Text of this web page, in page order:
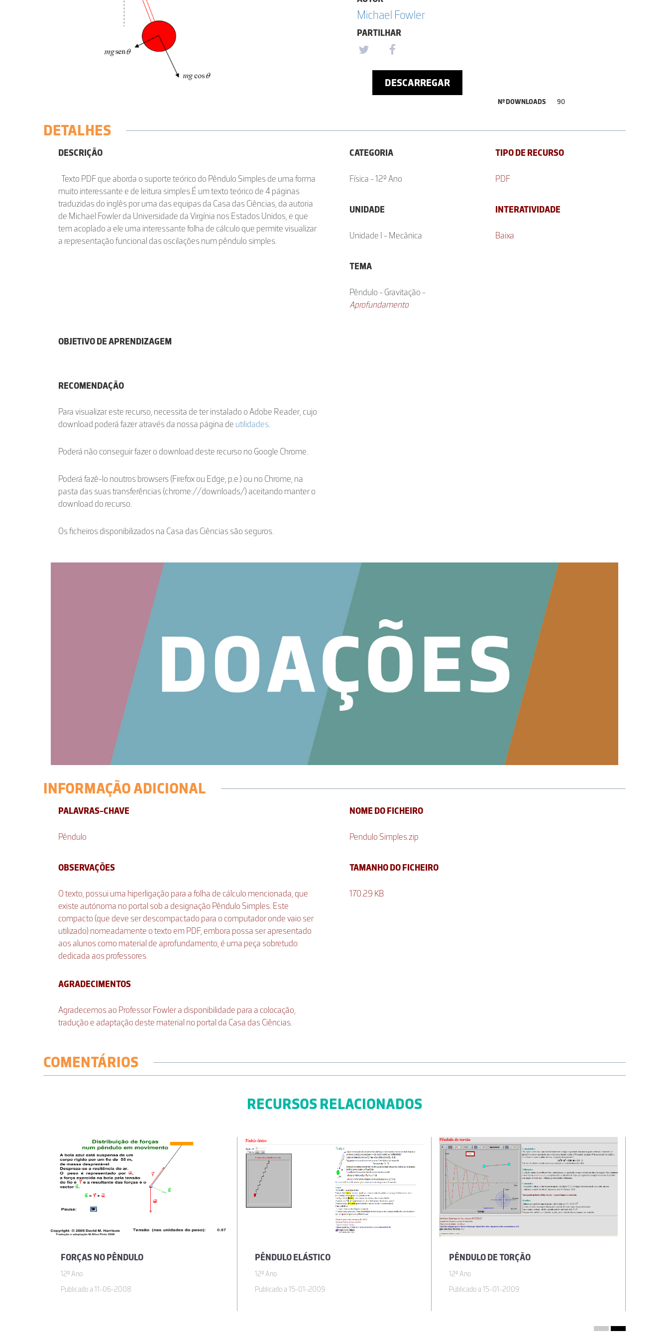
Michael Fowler
PARTILHAR
DESCARREGAR
Nº DOWNLOADS 90
DETALHES
DESCRIÇÃO
Texto PDF que aborda o suporte teórico do Pêndulo Simples de uma forma
muito interessante e de leitura simples.É um texto teórico de 4 páginas
traduzidas do inglês por uma das equipas da Casa das Ciências, da autoria
de Michael Fowler da Universidade da Virgínia nos Estados Unidos, e que
tem acoplado a ele uma interessante folha de cálculo que permite visualizar
a representação funcional das oscilações num pêndulo simples.
OBJETIVO DE APRENDIZAGEM
RECOMENDAÇÃO
Para visualizar este recurso, necessita de ter instalado o Adobe Reader, cujo
download poderá fazer através da nossa página de utilidades.
Poderá não conseguir fazer o download deste recurso no Google Chrome.
Poderá fazê-lo noutros browsers (Firefox ou Edge, p.e.) ou no Chrome, na
pasta das suas transferências (chrome://downloads/) aceitando manter o
download do recurso.
Os ficheiros disponibilizados na Casa das Ciências são seguros.
CATEGORIA
Física - 12º Ano
UNIDADE
Unidade I - Mecânica
TEMA
Pêndulo - Gravitação -
Aprofundamento
TIPO DE RECURSO
PDF
INTERATIVIDADE
Baixa
INFORMAÇÃO ADICIONAL
PALAVRAS-CHAVE
Pêndulo
OBSERVAÇÕES
O texto, possui uma hiperligação para a folha de cálculo mencionada, que
existe autónoma no portal sob a designação Pêndulo Simples. Este
compacto (que deve ser descompactado para o computador onde vaio ser
utilizado) nomeadamente o texto em PDF, embora possa ser apresentado
aos alunos como material de aprofundamento, é uma peça sobretudo
dedicada aos professores.
AGRADECIMENTOS
Agradecemos ao Professor Fowler a disponibilidade para a colocação,
tradução e adaptação deste material no portal da Casa das Ciências.
NOME DO FICHEIRO
Pendulo Simples.zip
TAMANHO DO FICHEIRO
170.29 KB
COMENTÁRIOS
RECURSOS RELACIONADOS
FORÇAS NO PÊNDULO
12º Ano
Publicado a 11-06-2008
PÊNDULO ELÁSTICO
12º Ano
Publicado a 15-01-2009
PÊNDULO DE TORÇÃO
12º Ano
Publicado a 15-01-2009